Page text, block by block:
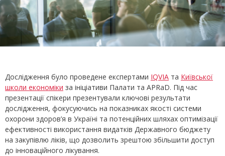
Дослідження було проведене експертами IQVIA та Київської
школи економіки за ініціативи Палати та APRaD. Під час
презентації спікери презентували ключові результати
дослідження, фокусуючись на показниках якості системи
охорони здоров’я в Україні та потенційних шляхах оптимізації
ефективності використання видатків Державного бюджету
на закупівлю ліків, що дозволить зрештою збільшити доступ
до інноваційного лікування.